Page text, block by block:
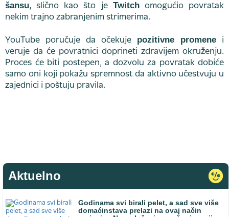
šansu, slično kao što je Twitchomogućio povratak
nekim trajno zabranjenim strimerima.
YouTube poručuje da očekuje pozitivne promene i
veruje da će povratnici doprineti zdravijem okruženju.
Proces će biti postepen, a dozvolu za povratak dobiće
samo oni koji pokažu spremnost da aktivno učestvuju u
zajednici i poštuju pravila.
Aktuelno
Godinama svi birali pelet, a sad sve više
domaćinstava prelazi na ovaj način